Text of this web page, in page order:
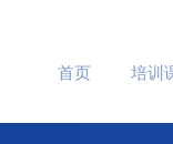
首页 培训